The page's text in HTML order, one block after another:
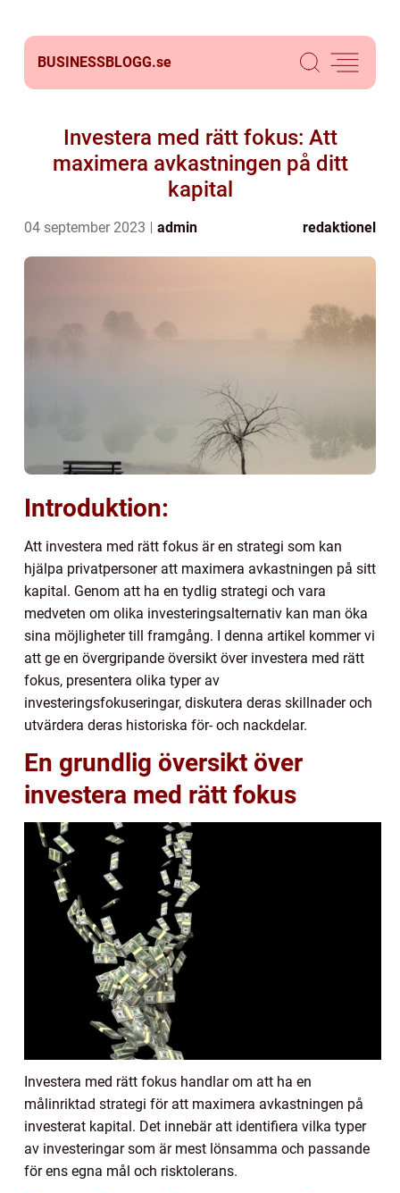
BUSINESSBLOGG.se
Investera med rätt fokus: Att
maximera avkastningen på ditt
kapital
04 september 2023 admin redaktionel
Introduktion:
Att investera med rätt fokus är en strategi som kan
hjälpa privatpersoner att maximera avkastningen på sitt
kapital. Genom att ha en tydlig strategi och vara
medveten om olika investeringsalternativ kan man öka
sina möjligheter till framgång. I denna artikel kommer vi
att ge en övergripande översikt över investera med rätt
fokus, presentera olika typer av
investeringsfokuseringar, diskutera deras skillnader och
utvärdera deras historiska för- och nackdelar.
En grundlig översikt över
investera med rätt fokus
Investera med rätt fokus handlar om att ha en
målinriktad strategi för att maximera avkastningen på
investerat kapital. Det innebär att identifiera vilka typer
av investeringar som är mest lönsamma och passande
för ens egna mål och risktolerans.